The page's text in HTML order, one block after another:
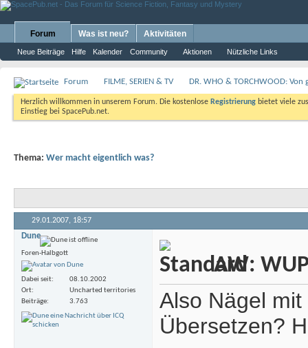
Forum
Neue Beiträge Hilfe Kalender Community Aktionen Nützliche Links
Was ist neu? Aktivitäten
Forum FILME, SERIEN & TV DR. WHO & TORCHWOOD:
Herzlich willkommen in unserem Forum. Die kostenlose Registrierung bietet viele
Einstieg bei SpacePub.net.
Thema: Wer macht eigentlich was?
29.01.2007, 18:57
Dune
Foren-Halbgott
Dabei seit
08.10.2002
Ort
Uncharted territories
Beiträge
3.763
AW:
Also Nägel
Übersetzen?